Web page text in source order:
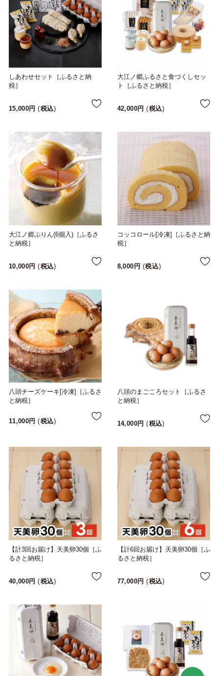
しあわせセット［ふるさと納
税］
15,000 税込
大江ノ郷ふるさと食づくしセッ
ト［ふるさと納税］
42,000 税込
大江ノ郷ぷりん(6個入)［ふるさ
と納税］
10,000 税込
コッコロール[冷凍]［ふるさと納
税］
8,000 税込
八頭チーズケーキ[冷凍]［ふるさ
と納税］
11,000 税込
八頭のまごころセット［ふるさ
と納税］
14,000 税込
【計3回お届け】天美卵30個［ふ
るさと納税］
40,000 税込
【計6回お届け】天美卵30個［ふ
るさと納税］
77,000 税込